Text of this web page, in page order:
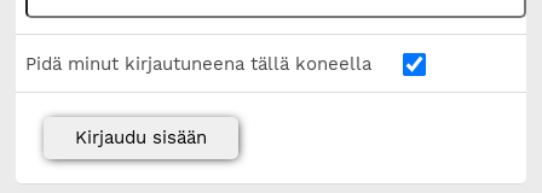
Pidä minut kirjautuneena tällä koneella